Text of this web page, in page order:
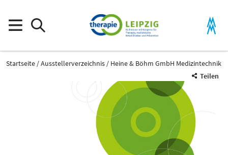
Startseite Ausstellerverzeichnis
Heine & Böhm GmbH Medizintechnik
Teilen